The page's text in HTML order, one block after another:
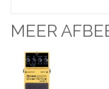
MEER